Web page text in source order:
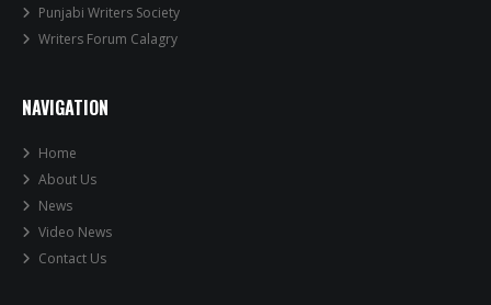
Punjabi Writers Society
Writers Forum Calagry
NAVIGATION
Home
About Us
News
Video News
Contact Us